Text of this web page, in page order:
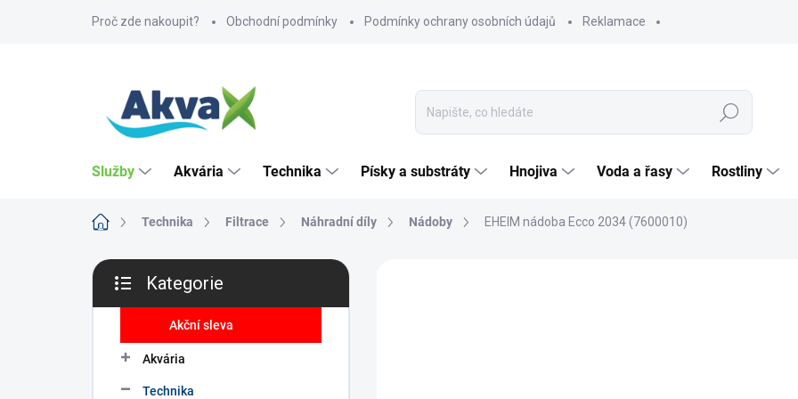
Proč zde nakoupit? Obchodní podmínky Podmínky ochrany osobních údajů Reklamace
Hledat
Služby Akvária Technika Písky a substráty Hnojiva Voda a řasy Rostliny
Domů Technika Filtrace Náhradní díly Nádoby EHEIM nádoba Ecco 2034 (7600010)
P
s
kategorie
Kategorie
Akční sleva
Akvária
Technika